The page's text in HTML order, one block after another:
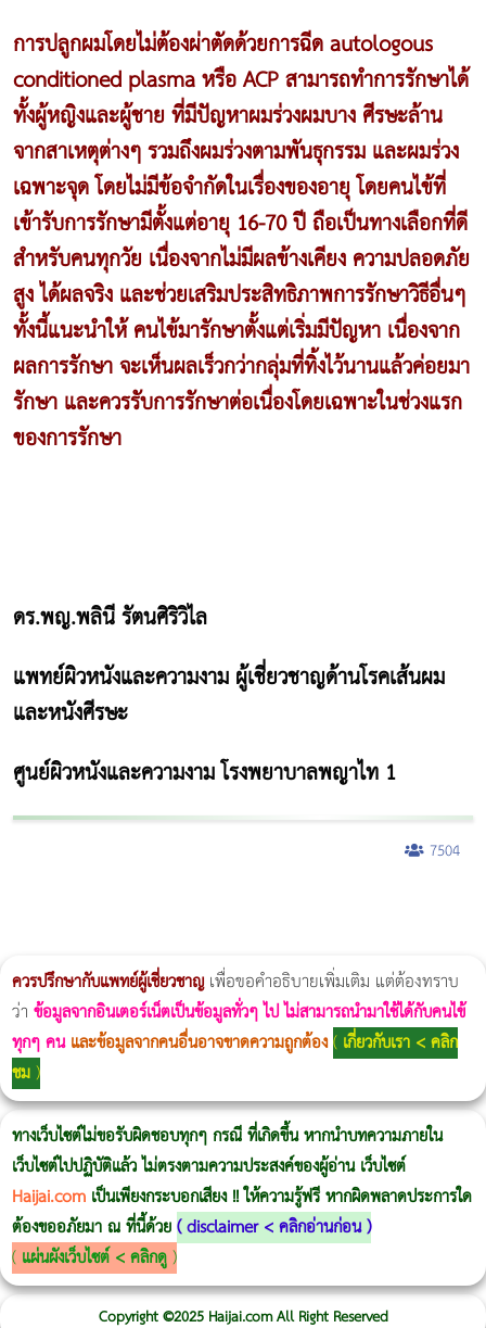
การปลูกผมโดยไม่ต้องผ่าตัดด้วยการฉีด autologous
conditioned plasma หรือ ACP สามารถทำการรักษาได้
ทั้งผู้หญิงและผู้ชาย ที่มีปัญหาผมร่วงผมบาง ศีรษะล้าน
จากสาเหตุต่างๆ รวมถึงผมร่วงตามพันธุกรรม และผมร่วง
เฉพาะจุด โดยไม่มีข้อจำกัดในเรื่องของอายุ โดยคนไข้ที่
เข้ารับการรักษามีตั้งแต่อายุ 16-70 ปี ถือเป็นทางเลือกที่ดี
สำหรับคนทุกวัย เนื่องจากไม่มีผลข้างเคียง ความปลอดภัย
สูง ได้ผลจริง และช่วยเสริมประสิทธิภาพการรักษาวิธีอื่นๆ
ทั้งนี้แนะนำให้ คนไข้มารักษาตั้งแต่เริ่มมีปัญหา เนื่องจาก
ผลการรักษา จะเห็นผลเร็วกว่ากลุ่มที่ทิ้งไว้นานแล้วค่อยมา
รักษา และควรรับการรักษาต่อเนื่องโดยเฉพาะในช่วงแรก
ของการรักษา
ดร.พญ.พลินี รัตนศิริวิไล
แพทย์ผิวหนังและความงาม ผู้เชี่ยวชาญด้านโรคเส้นผม
และหนังศีรษะ
ศูนย์ผิวหนังและความงาม โรงพยาบาลพญาไท 1
7504
ควรปรึกษากับแพทย์ผู้เชี่ยวชาญเพื่อขอคำอธิบายเพิ่มเติม แต่ต้องทราบ
ว่า ข้อมูลจากอินเตอร์เน็ตเป็นข้อมูลทั่วๆ ไป ไม่สามารถนำมาใช้ได้กับคนไข้
ทุกๆ คน และข้อมูลจากคนอื่นอาจขาดความถูกต้อง( เกี่ยวกับเรา < คลิก
ชม)
ทางเว็บไซต์ไม่ขอรับผิดชอบทุกๆ กรณี ที่เกิดขึ้น หากนำบทความภายใน
เว็บไซต์ไปปฏิบัติแล้ว ไม่ตรงตามความประสงค์ของผู้อ่าน เว็บไซต์
Haijai.com เป็นเพียงกระบอกเสียง !! ให้ความรู้ฟรี หากผิดพลาดประการใด
ต้องขออภัยมา ณ ที่นี้ด้วย(disclaimer < คลิกอ่านก่อน)
( แผ่นผังเว็บไซต์ < คลิกดู)
Copyright ©2025 Haijai.com All Right Reserved